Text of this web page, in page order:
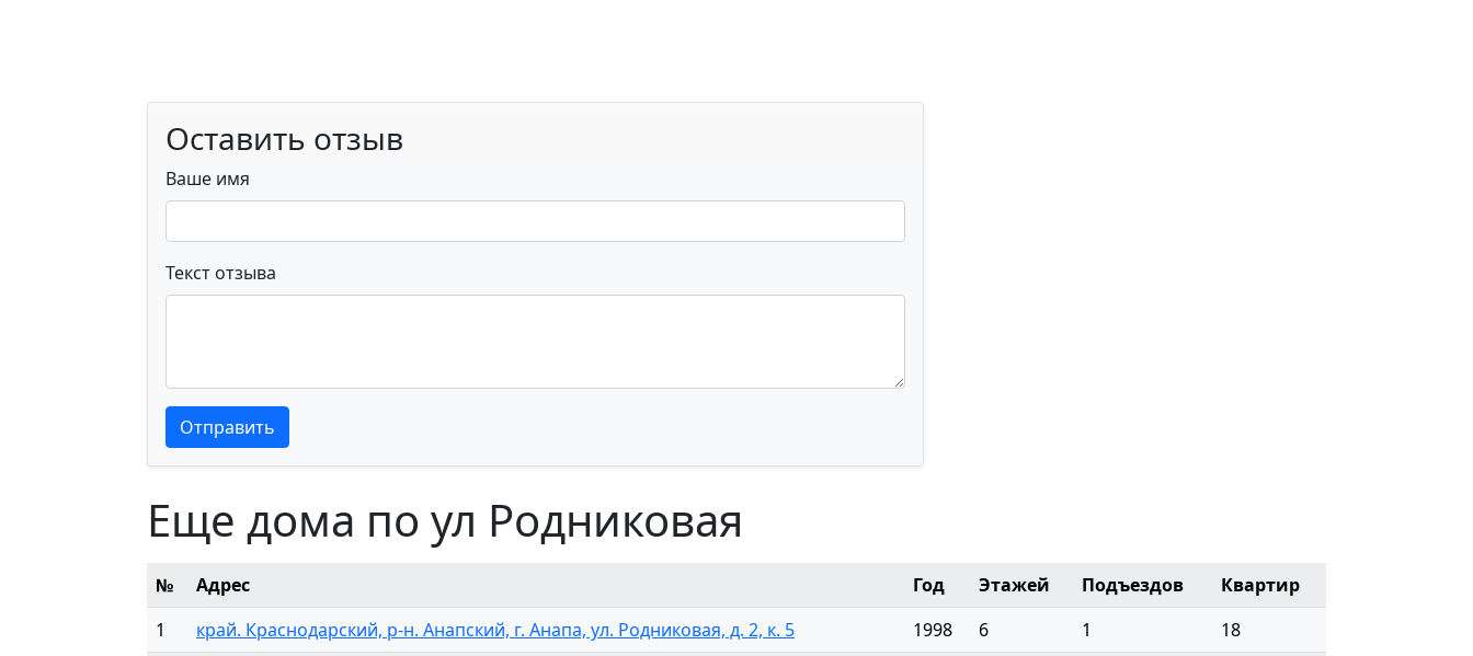
Оставить отзыв
Ваше имя
Текст отзыва
Текст отзыва
Текст отзыва
Отправить
Еще дома по ул Родниковая
№ Адрес Год Этажей Подъездов
Квартир
1
край. Краснодарский, р-н. Анапский, г. Анапа, ул. Родниковая, д. 2, к. 5 1998 6 1 18